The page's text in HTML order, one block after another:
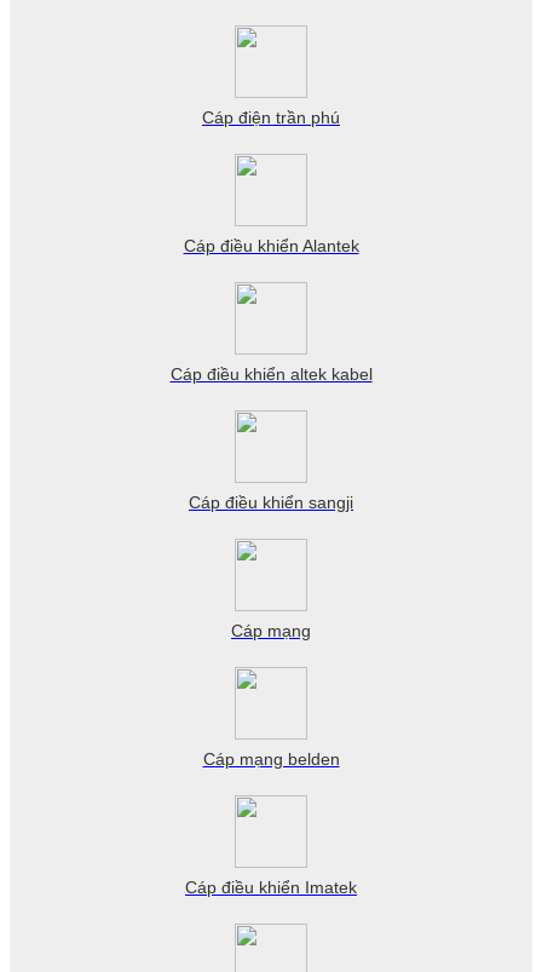
Cáp điện trần phú
Cáp điều khiển Alantek
Cáp điều khiển altek kabel
Cáp điều khiển sangji
Cáp mạng
Cáp mạng belden
Cáp điều khiển Imatek